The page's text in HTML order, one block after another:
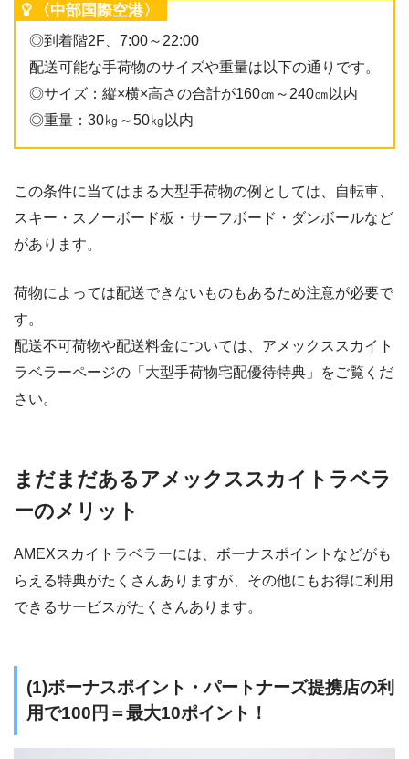
〈中部国際空港〉
◎到着階2F、7:00～22:00
配送可能な手荷物のサイズや重量は以下の通りです。
◎サイズ：縦×横×高さの合計が160㎝～240㎝以内
◎重量：30㎏～50㎏以内
この条件に当てはまる大型手荷物の例としては、自転車、
スキー・スノーボード板・サーフボード・ダンボールなど
があります。
荷物によっては配送できないものもあるため注意が必要で
す。
配送不可荷物や配送料金については、アメックススカイト
ラベラーページの「大型手荷物宅配優待特典」をご覧くだ
さい。
まだまだあるアメックススカイトラベラ
ーのメリット
AMEXスカイトラベラーには、ボーナスポイントなどがも
らえる特典がたくさんありますが、その他にもお得に利用
できるサービスがたくさんあります。
(1)ボーナスポイント・パートナーズ提携店の利
用で100円＝最大10ポイント！